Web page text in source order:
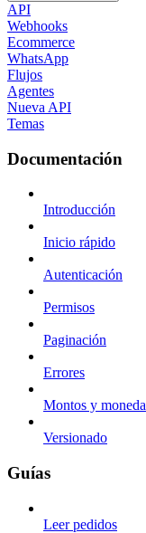
API
Webhooks
Ecommerce
WhatsApp
Flujos
Agentes
Nueva API
Temas
Documentación
Introducción
Inicio rápido
Autenticación
Permisos
Paginación
Errores
Montos y moneda
Versionado
Guías
Leer pedidos